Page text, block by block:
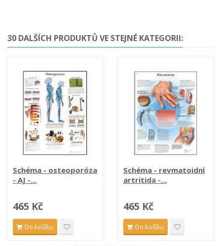
30 DALŠÍCH PRODUKTŮ VE STEJNÉ KATEGORII:
Schéma - osteoporóza
- AJ -...
465 Kč
Do košíku
Schéma - revmatoidní
artritida -...
465 Kč
Do košíku